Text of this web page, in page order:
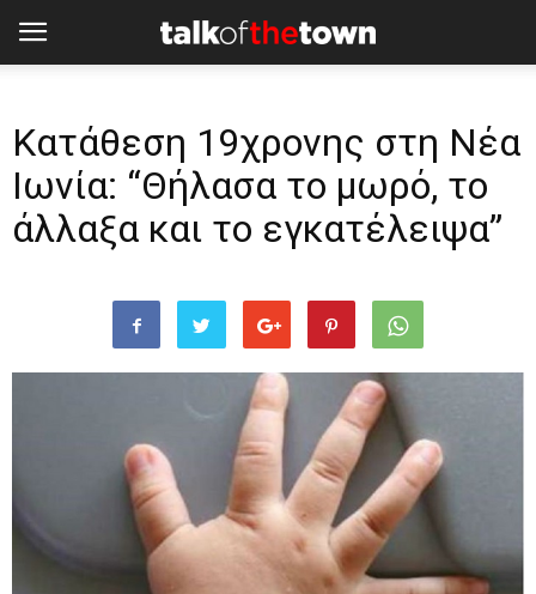
Κατάθεση 19χρονης στη Νέα
Ιωνία: “Θήλασα το μωρό, το
άλλαξα και το εγκατέλειψα”